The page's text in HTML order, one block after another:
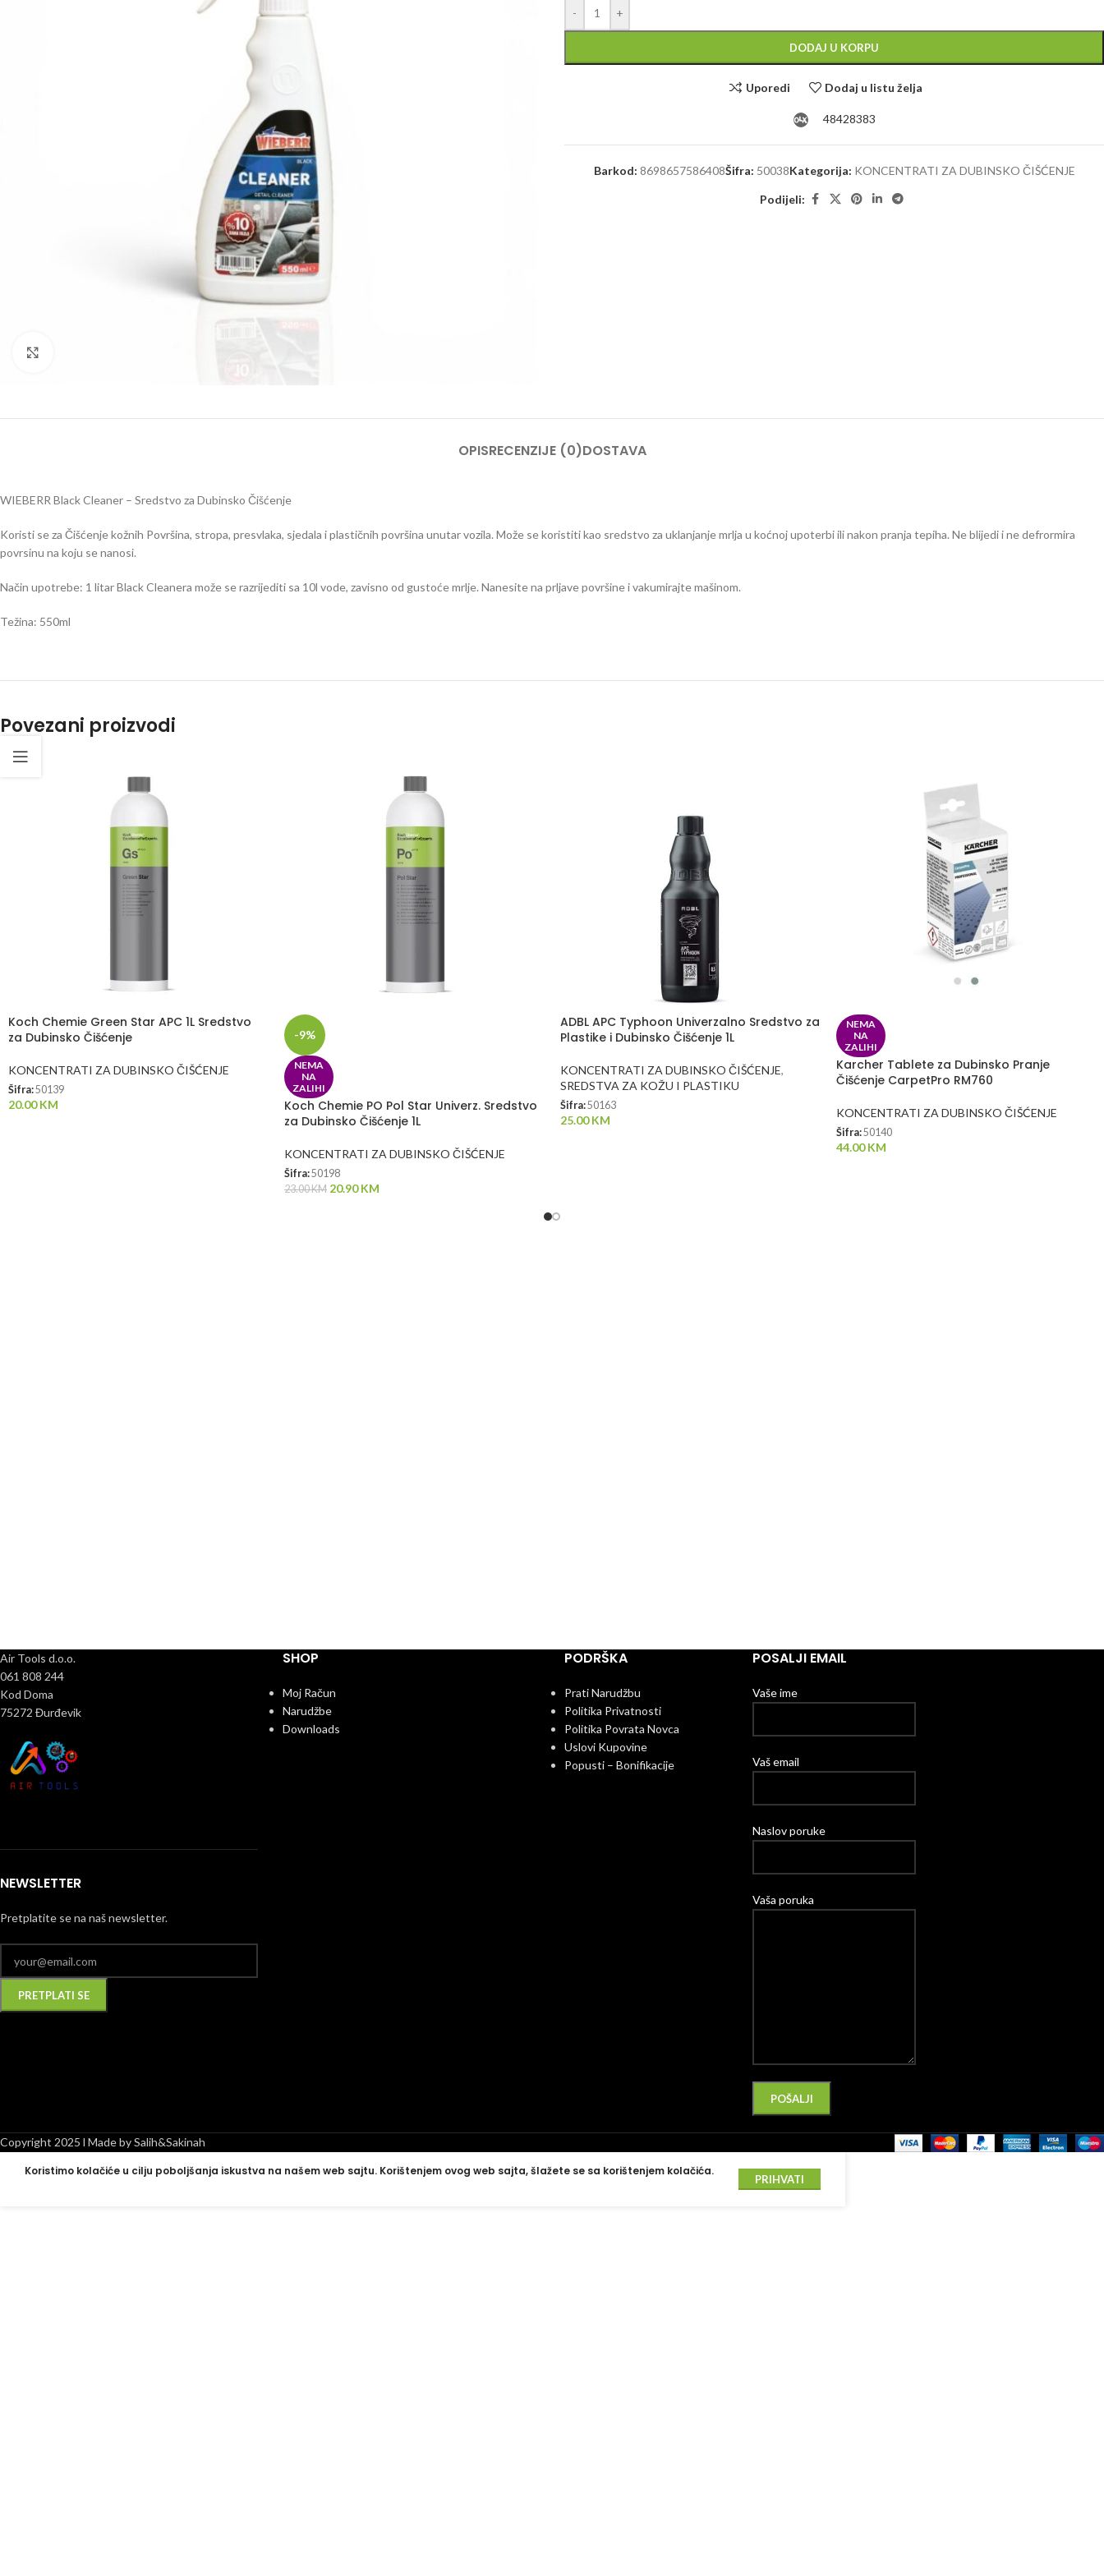
- +
DODAJ U KORPU
Uporedi Dodaj u listu želja
48428383
Barkod: 8698657586408Šifra: 50038Kategorija: KONCENTRATI ZA DUBINSKO ČIŠĆENJE
Podijeli:
OPISRECENZIJE (0)DOSTAVA
WIEBERR Black Cleaner – Sredstvo za Dubinsko Čišćenje
Koristi se za Čišćenje kožnih Površina, stropa, presvlaka, sjedala i plastičnih površina unutar vozila. Može se koristiti kao sredstvo za uklanjanje mrlja u koćnoj upoterbi ili nakon pranja tepiha. Ne blijedi i ne defrormira
povrsinu na koju se nanosi.
Način upotrebe: 1 litar Black Cleanera može se razrijediti sa 10l vode, zavisno od gustoće mrlje. Nanesite na prljave površine i vakumirajte mašinom.
Težina: 550ml
Povezani proizvodi
Koch Chemie Green Star APC 1L Sredstvo
za Dubinsko Čišćenje
KONCENTRATI ZA DUBINSKO ČIŠĆENJE
Šifra:50139
20.00KM
-9%
NEMA
NA
ZALIHI
Koch Chemie PO Pol Star Univerz. Sredstvo
za Dubinsko Čišćenje 1L
KONCENTRATI ZA DUBINSKO ČIŠĆENJE
Šifra:50198
23.00KM 20.90KM
ADBL APC Typhoon Univerzalno Sredstvo za
Plastike i Dubinsko Čišćenje 1L
KONCENTRATI ZA DUBINSKO ČIŠĆENJE,
SREDSTVA ZA KOŽU I PLASTIKU
Šifra:50163
25.00KM
NEMA
NA
ZALIHI
Karcher Tablete za Dubinsko Pranje
Čišćenje CarpetPro RM760
KONCENTRATI ZA DUBINSKO ČIŠĆENJE
Šifra:50140
44.00KM
Air Tools d.o.o.
061 808 244
Kod Doma
75272 Đurđevik
NEWSLETTER
Pretplatite se na naš newsletter.
SHOP
Moj Račun
Narudžbe
Downloads
PODRŠKA
Prati Narudžbu
Politika Privatnosti
Politika Povrata Novca
Uslovi Kupovine
Popusti – Bonifikacije
POSALJI EMAIL
Vaše ime
Vaš email
Naslov poruke
Vaša poruka
Copyright 2025 l Made by Salih&Sakinah
Koristimo kolačiće u cilju poboljšanja iskustva na našem web sajtu. Korištenjem ovog web sajta, šlažete se sa korištenjem kolačića.
PRIHVATI